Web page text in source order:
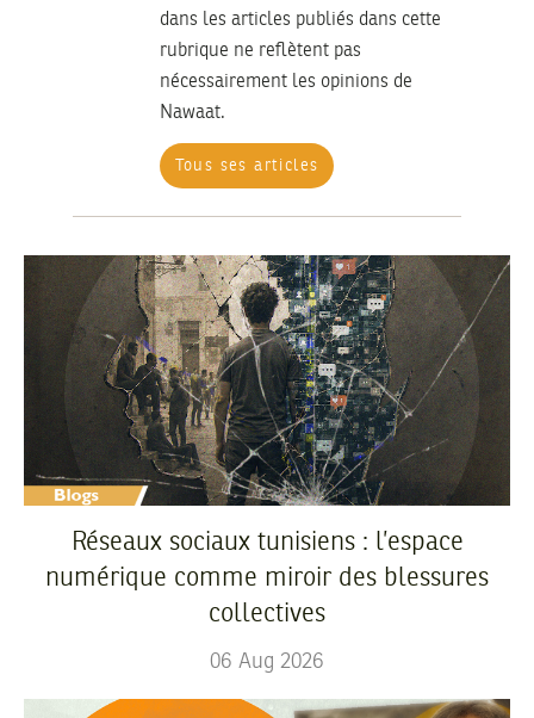
dans les articles publiés dans cette
rubrique ne reflètent pas
nécessairement les opinions de
Nawaat.
Tous ses articles
Réseaux sociaux tunisiens : l’espace
numérique comme miroir des blessures
collectives
06 Aug 2026